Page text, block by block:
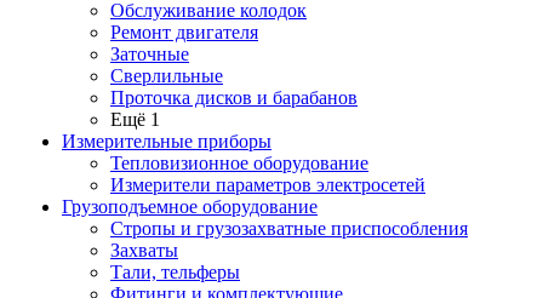
Обслуживание колодок
Ремонт двигателя
Заточные
Сверлильные
Проточка дисков и барабанов
Ещё 1
Измерительные приборы
Тепловизионное оборудование
Измерители параметров электросетей
Грузоподъемное оборудование
Стропы и грузозахватные приспособления
Захваты
Тали, тельферы
Фитинги и комплектующие